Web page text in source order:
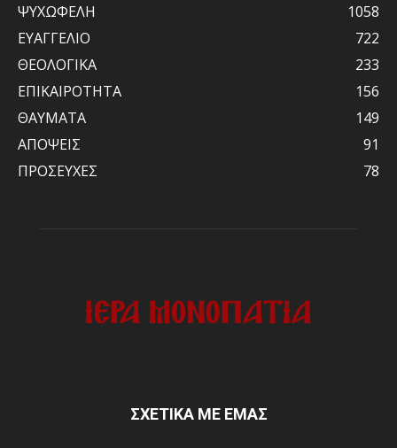
ΨΥΧΩΦΕΛΗ
1058
ΕΥΑΓΓΕΛΙΟ
722
ΘΕΟΛΟΓΙΚΑ
233
ΕΠΙΚΑΙΡΟΤΗΤΑ
156
ΘΑΥΜΑΤΑ
149
ΑΠΟΨΕΙΣ
91
ΠΡΟΣΕΥΧΕΣ
78
ΣΧΕΤΙΚΑ ΜΕ ΕΜΑΣ